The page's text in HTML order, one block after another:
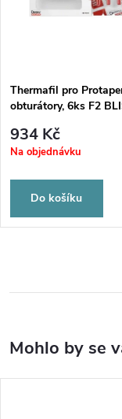
Thermafil pro
obturátory, 6ks F2
934 Kč
Na objednávku
Do košíku